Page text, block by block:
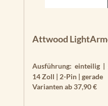
Attwood
Ausführung: einteilig |
14 Zoll | 2-Pin | gerade
Varianten ab37,90 €